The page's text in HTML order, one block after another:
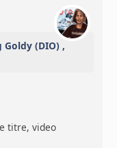
Goldy (DIO) ,
titre, video